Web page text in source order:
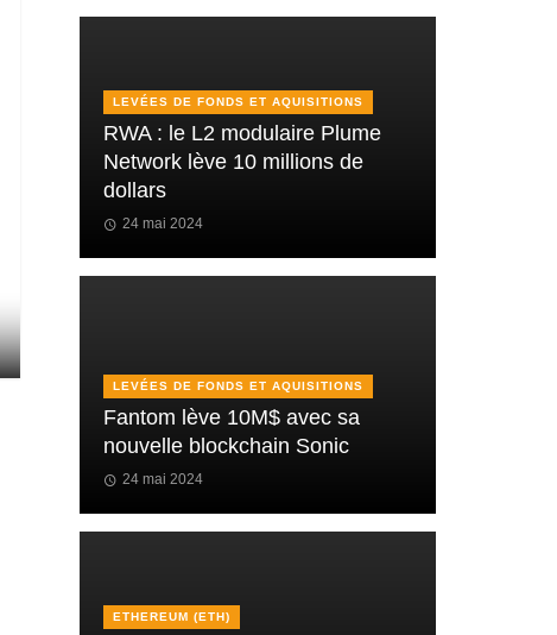
LEVÉES DE FONDS ET AQUISITIONS
RWA : le L2 modulaire Plume
Network lève 10 millions de
dollars
24 mai 2024
LEVÉES DE FONDS ET AQUISITIONS
Fantom lève 10M$ avec sa
nouvelle blockchain Sonic
24 mai 2024
ETHEREUM (ETH)